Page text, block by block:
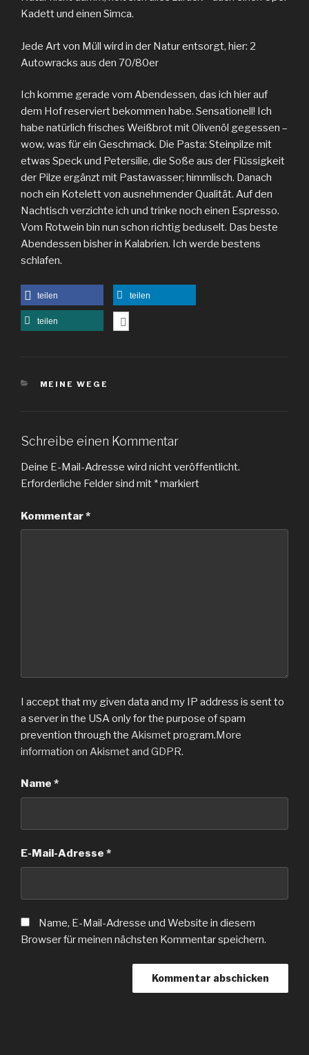
Kadett und einen Simca.
Jede Art von Müll wird in der Natur entsorgt, hier: 2
Autowracks aus den 70/80er
Ich komme gerade vom Abendessen, das ich hier auf
dem Hof reserviert bekommen habe. Sensationell! Ich
habe natürlich frisches Weißbrot mit Olivenöl gegessen –
wow, was für ein Geschmack. Die Pasta: Steinpilze mit
etwas Speck und Petersilie, die Soße aus der Flüssigkeit
der Pilze ergänzt mit Pastawasser; himmlisch. Danach
noch ein Kotelett von ausnehmender Qualität. Auf den
Nachtisch verzichte ich und trinke noch einen Espresso.
Vom Rotwein bin nun schon richtig beduselt. Das beste
Abendessen bisher in Kalabrien. Ich werde bestens
schlafen.
teilen teilen
teilen
KATEGORIEN
MEINE WEGE
Schreibe einen Kommentar
Deine E-Mail-Adresse wird nicht veröffentlicht.
Erforderliche Felder sind mit *markiert
Kommentar*
I accept that my given data and my IP address is sent to
a server in the USA only for the purpose of spam
prevention through the Akismetprogram.More
information on Akismet and GDPR.
Name *
E-Mail-Adresse *
Name, E-Mail-Adresse und Website in diesem
Browser für meinen nächsten Kommentar speichern.